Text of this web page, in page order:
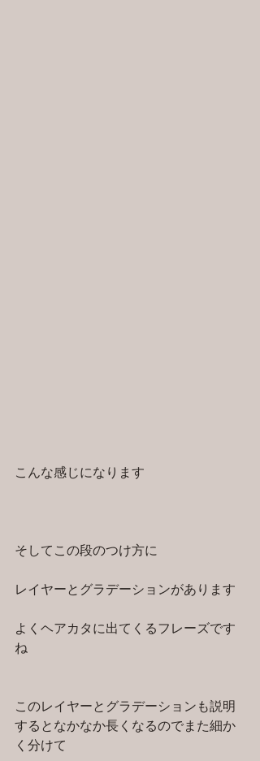
こんな感じになります
そしてこの段のつけ方に
レイヤーとグラデーションがあります
よくヘアカタに出てくるフレーズです
ね
このレイヤーとグラデーションも説明
するとなかなか長くなるのでまた細か
く分けて